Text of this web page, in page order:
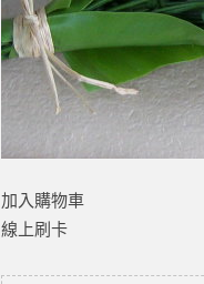
加入購物車
線上刷卡